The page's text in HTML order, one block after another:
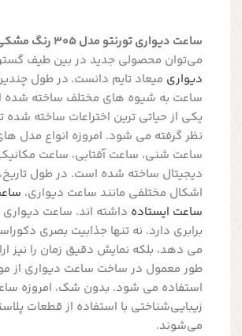
ساعت دیواری تورنتو مدل 305 رنگ مشکی طلایی
می‌توان محصولی جدید در بین طیف
دیواری میعاد تایم دانست. در طول
ساعت به شیوه های مختلف ساخته شده
یکی از حیاتی ترین اختراعات ساخته
نظر گرفته می شود. امروزه انواع مدل
ساعت شنی، ساعت آفتابی، ساعت
دیجیتال ساخته شده است. در طول
اشکال مختلفی مانند ساعت دیواری،
ساعت ایستاده داشته اند. ساعت
برابری دارد. نه تنها جذابیت بصری
می دهد، بلکه نمایش دقیق زمان را نیز
طور معمول در ساخت ساعت دیواری از
استفاده می شود. بدون شک، امروزه
زیبایی‌شناختی با استفاده از قطعات
می‌شوند.